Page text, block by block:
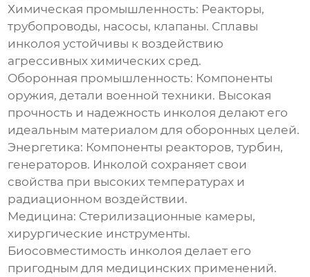
Химическая промышленность: Реакторы,
трубопроводы, насосы, клапаны. Сплавы
инколоя устойчивы к воздействию
агрессивных химических сред.
Оборонная промышленность: Компоненты
оружия, детали военной техники. Высокая
прочность и надежность инколоя делают его
идеальным материалом для оборонных целей.
Энергетика: Компоненты реакторов, турбин,
генераторов. Инколой сохраняет свои
свойства при высоких температурах и
радиационном воздействии.
Медицина: Стерилизационные камеры,
хирургические инструменты.
Биосовместимость инколоя делает его
пригодным для медицинских применений.